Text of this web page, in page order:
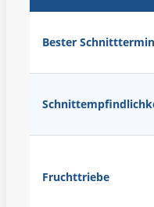
Bester Schnitttermin
Fruchttriebe